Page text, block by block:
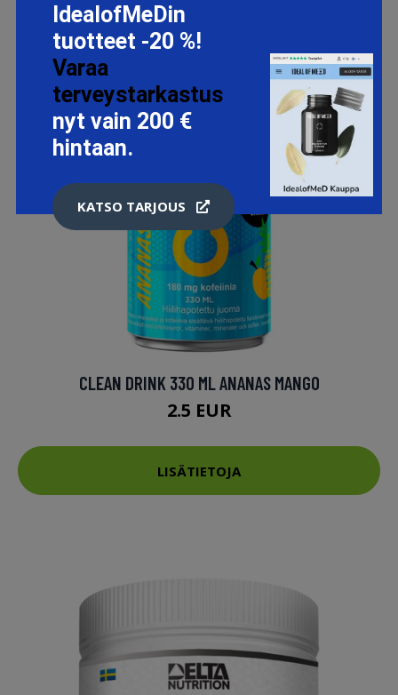
CLEAN DRINK 330 ML ANANAS MANGO
2.5 EUR
LISÄTIETOJA
IdealofMeDin
tuotteet -20 %!
Varaa
terveystarkastus
nyt vain 200 €
hintaan.
KATSO TARJOUS